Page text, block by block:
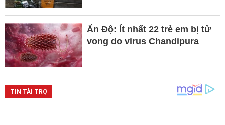
Ấn Độ: Ít nhất 22 trẻ em bị tử
vong do virus Chandipura